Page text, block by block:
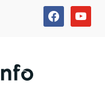
facebookyoutube